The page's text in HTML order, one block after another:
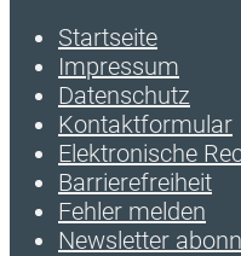
Startseite
Impressum
Datenschutz
Kontaktformular
Elektronische
Barrierefreiheit
Fehler melden
Newsletter